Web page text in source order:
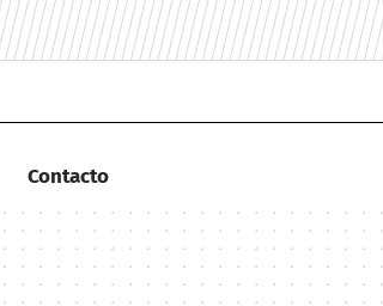
Contacto